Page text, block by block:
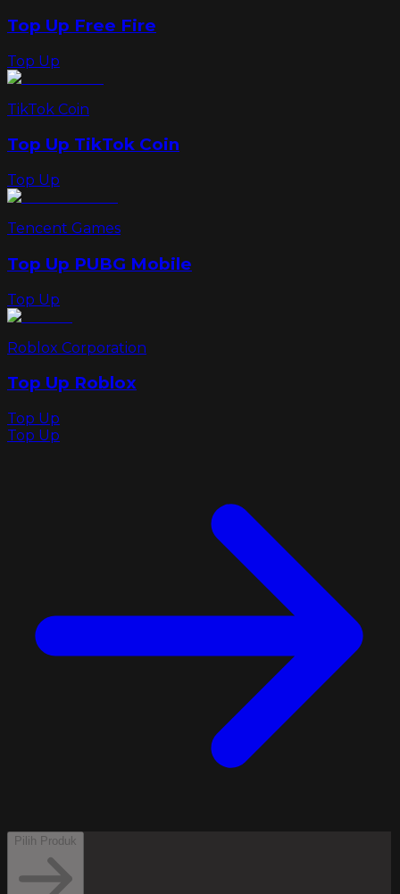
Top Up Free Fire
Top Up
TikTok Coin
Top Up TikTok Coin
Top Up
Tencent Games
Top Up PUBG Mobile
Top Up
Roblox Corporation
Top Up Roblox
Top Up
Top Up
Pilih Produk